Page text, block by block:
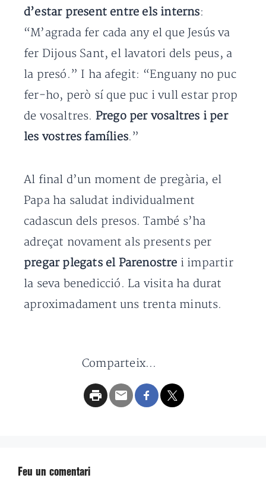
d’estar present entre els interns:
“M’agrada fer cada any el que Jesús va
fer Dijous Sant, el lavatori dels peus, a
la presó.” I ha afegit: “Enguany no puc
fer-ho, però sí que puc i vull estar prop
de vosaltres. Prego per vosaltres i per
les vostres famílies.”
Al final d’un moment de pregària, el
Papa ha saludat individualment
cadascun dels presos. També s’ha
adreçat novament als presents per
pregar plegats el Parenostre i impartir
la seva benedicció. La visita ha durat
aproximadament uns trenta minuts.
Comparteix...
Feu un comentari